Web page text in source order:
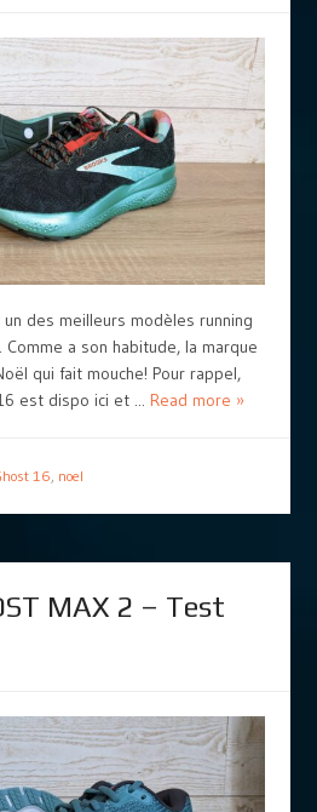
des meilleurs modèles running
Comme a son habitude, la marque
qui fait mouche! Pour rappel,
est dispo ici et ... Read more »
16 noel
MAX 2 – Test